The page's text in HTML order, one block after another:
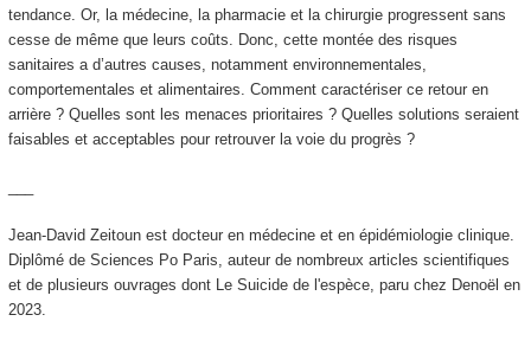
tendance. Or, la médecine, la pharmacie et la chirurgie progressent sans
cesse de même que leurs coûts. Donc, cette montée des risques
sanitaires a d’autres causes, notamment environnementales,
comportementales et alimentaires. Comment caractériser ce retour en
arrière ? Quelles sont les menaces prioritaires ? Quelles solutions seraient
faisables et acceptables pour retrouver la voie du progrès ?
Jean-David Zeitoun est docteur en médecine et en épidémiologie clinique.
Diplômé de Sciences Po Paris, auteur de nombreux articles scientifiques
et de plusieurs ouvrages dont Le Suicide de l'espèce, paru chez Denoël en
2023.